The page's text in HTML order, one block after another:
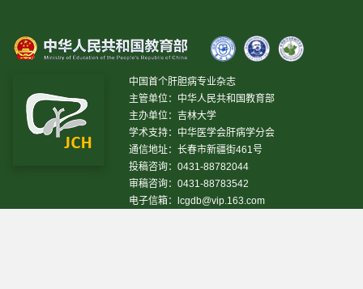
中国首个肝胆病专业杂志
主管单位：中华人民共和国教育部
主办单位：吉林大学
学术支持：中华医学会肝病学分会
通信地址：长春市新疆街461号
投稿咨询：0431-88782044
审稿咨询：0431-88783542
电子信箱：
lcgdb@vip.163.com